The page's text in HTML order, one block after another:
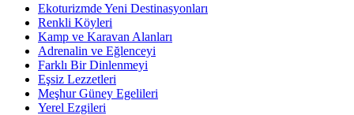
Ekoturizmde Yeni Destinasyonları
Renkli Köyleri
Kamp ve Karavan Alanları
Adrenalin ve Eğlenceyi
Farklı Bir Dinlenmeyi
Eşsiz Lezzetleri
Meşhur Güney Egelileri
Yerel Ezgileri